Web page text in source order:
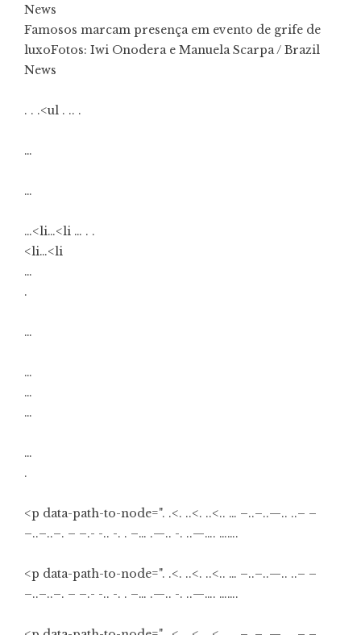
News
Famosos marcam presença em evento de grife de
luxoFotos: Iwi Onodera e Manuela Scarpa / Brazil
News
. . .<ul . .. .
…
…
…<li…<li … . .
<li…<li
…
.
…
…
…
…
…
.
<p data-path-to-node=". .<. ..<. ..<.. … –..–..—.. ..– –
–..–..–. – –.- -.. -. . –… .—.. -. ..—…. …….
<p data-path-to-node=". .<. ..<. ..<.. … –..–..—.. ..– –
–..–..–. – –.- -.. -. . –… .—.. -. ..—…. …….